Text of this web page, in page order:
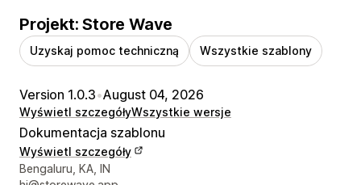
Projekt: Store Wave
Uzyskaj pomoc techniczną Wszystkie szablony
Version 1.0.3•August 04, 2026
Wyświetl szczegółyWszystkie wersje
Dokumentacja szablonu
Wyświetl szczegóły
Dane kontaktowe projektanta
Bengaluru, KA, IN